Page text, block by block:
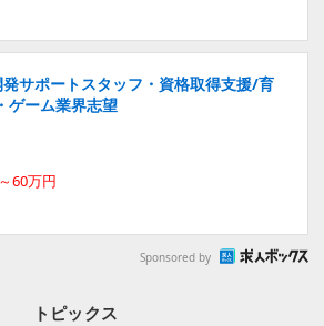
サポートスタッフ・資格取得支援/育
ゲーム業界志望
60万円
Sponsored by
トピックス